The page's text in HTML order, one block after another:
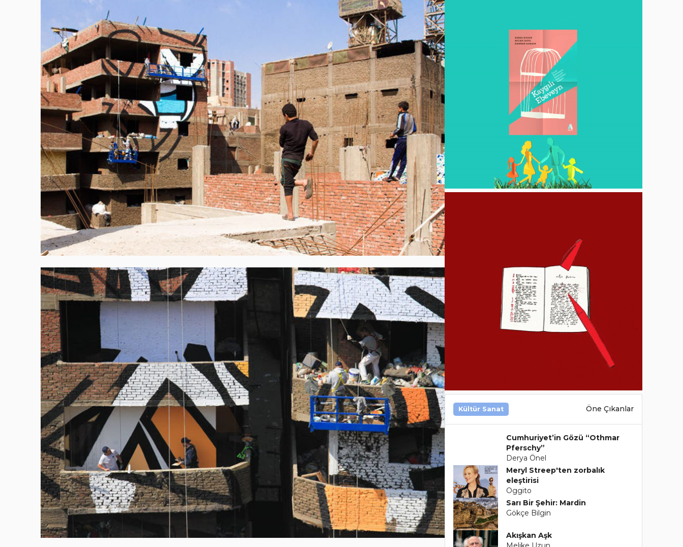
Kültür Sanat Öne Çıkanlar
Cumhuriyet’in Gözü “Othmar
Pferschy”
Derya Önel
Meryl Streep'ten zorbalık
eleştirisi
Oggito
Sarı Bir Şehir: Mardin
Gökçe Bilgin
Akışkan Aşk